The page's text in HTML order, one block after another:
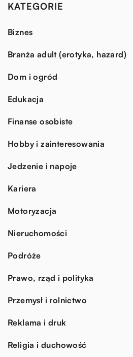
KATEGORIE
Biznes
Branża adult (erotyka, hazard)
Dom i ogród
Edukacja
Finanse osobiste
Hobby i zainteresowania
Jedzenie i napoje
Kariera
Motoryzacja
Nieruchomości
Podróże
Prawo, rząd i polityka
Przemysł i rolnictwo
Reklama i druk
Religia i duchowość